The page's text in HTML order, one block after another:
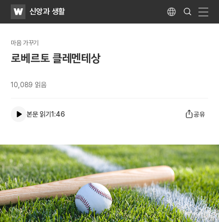
WATV신앙과 생활 Language
Search
Submit
마음 가꾸기
로베르토 클레멘테상
10,089 읽음
본문 읽기1:46 공유